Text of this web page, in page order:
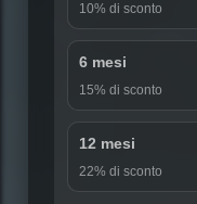
10% di sconto
6 mesi
15% di sconto
12 mesi
22% di sconto